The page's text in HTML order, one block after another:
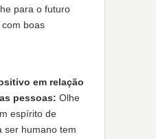
para o futuro
boas
em relação
pessoas: Olhe
espírito de
ser humano tem